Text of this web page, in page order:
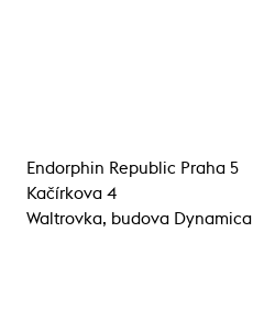
Endorphin Republic Praha 5
Kačírkova 4
Waltrovka, budova Dynamica